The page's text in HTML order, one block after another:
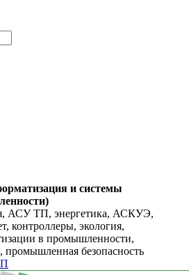
и системы
АСУ ТП, энергетика, АСКУЭ,
контроллеры, экология,
в промышленности,
промышленная безопасность